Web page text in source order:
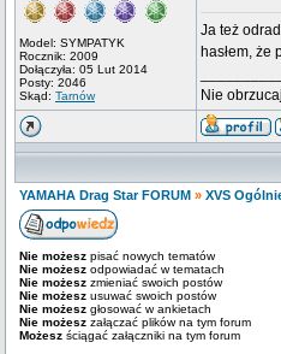
Model: SYMPATYK
Rocznik: 2009
Dołączyła: 05 Lut 2014
Posty: 2046
Skąd: Tarnów
Ja też
hasłem,
Nie
YAMAHA Drag Star FORUM » XVS
Nie możesz pisać nowych tematów
Nie możesz odpowiadać w tematach
Nie możesz zmieniać swoich postów
Nie możesz usuwać swoich postów
Nie możesz głosować w ankietach
Nie możesz załączać plików na tym forum
Możesz ściągać załączniki na tym forum